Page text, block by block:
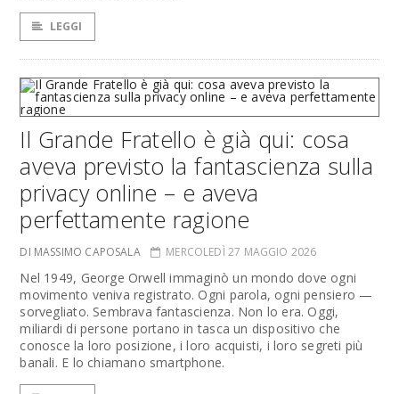
LEGGI
Il Grande Fratello è già qui: cosa
aveva previsto la fantascienza sulla
privacy online – e aveva
perfettamente ragione
DI MASSIMO CAPOSALA MERCOLEDÌ 27 MAGGIO 2026
Nel 1949, George Orwell immaginò un mondo dove ogni
movimento veniva registrato. Ogni parola, ogni pensiero —
sorvegliato. Sembrava fantascienza. Non lo era. Oggi,
miliardi di persone portano in tasca un dispositivo che
conosce la loro posizione, i loro acquisti, i loro segreti più
banali. E lo chiamano smartphone.